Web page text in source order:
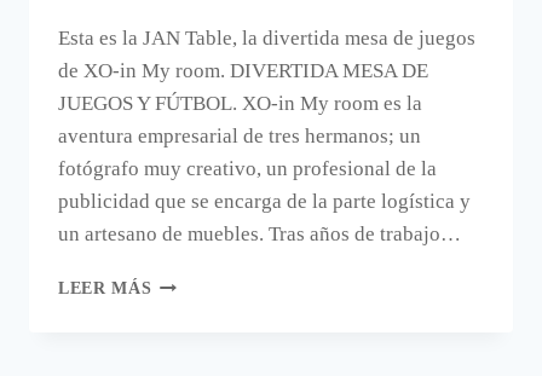
Esta es la JAN Table, la divertida mesa de juegos
de XO-in My room. DIVERTIDA MESA DE
JUEGOS Y FÚTBOL. XO-in My room es la
aventura empresarial de tres hermanos; un
fotógrafo muy creativo, un profesional de la
publicidad que se encarga de la parte logística y
un artesano de muebles. Tras años de trabajo…
LEER MÁS UNA